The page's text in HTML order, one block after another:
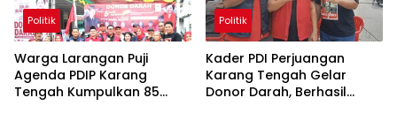
Politik
Warga Larangan Puji
Agenda PDIP Karang
Tengah Kumpulkan 85
Politik
Kader PDI Perjuangan
Karang Tengah Gelar
Donor Darah, Berhasil